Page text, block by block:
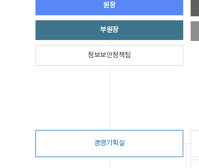
원장
부원장
정보보안정책팀
경영기획실